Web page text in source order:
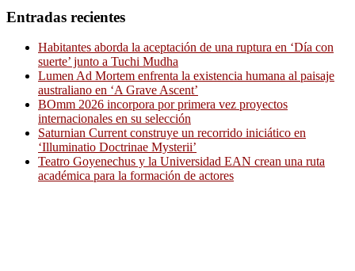
Entradas recientes
Habitantes aborda la aceptación de una ruptura en ‘Día con
suerte’ junto a Tuchi Mudha
Lumen Ad Mortem enfrenta la existencia humana al paisaje
australiano en ‘A Grave Ascent’
BOmm 2026 incorpora por primera vez proyectos
internacionales en su selección
Saturnian Current construye un recorrido iniciático en
‘Illuminatio Doctrinae Mysterii’
Teatro Goyenechus y la Universidad EAN crean una ruta
académica para la formación de actores